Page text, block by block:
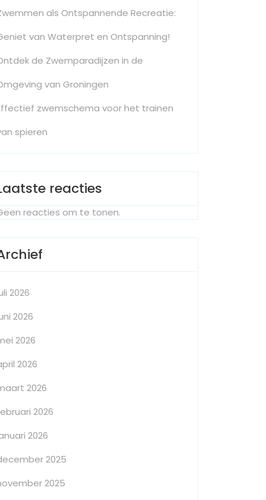
als Ontspannende Recreatie:
van Waterpret en Ontspanning!
de Zwemparadijzen in de
van Groningen
zwemschema voor het trainen
spieren
reacties
reacties om te tonen.
2026
2026
2026
2026
2026
2026
2026
2025
2025